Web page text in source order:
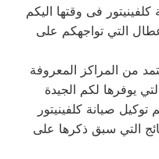
فى وقتها اليكم
التي تواجهكم على
من المراكز المعروفة
يوفرها لكم الجيدة
صيانة كلفينيتور
التي سبق ذكرها على